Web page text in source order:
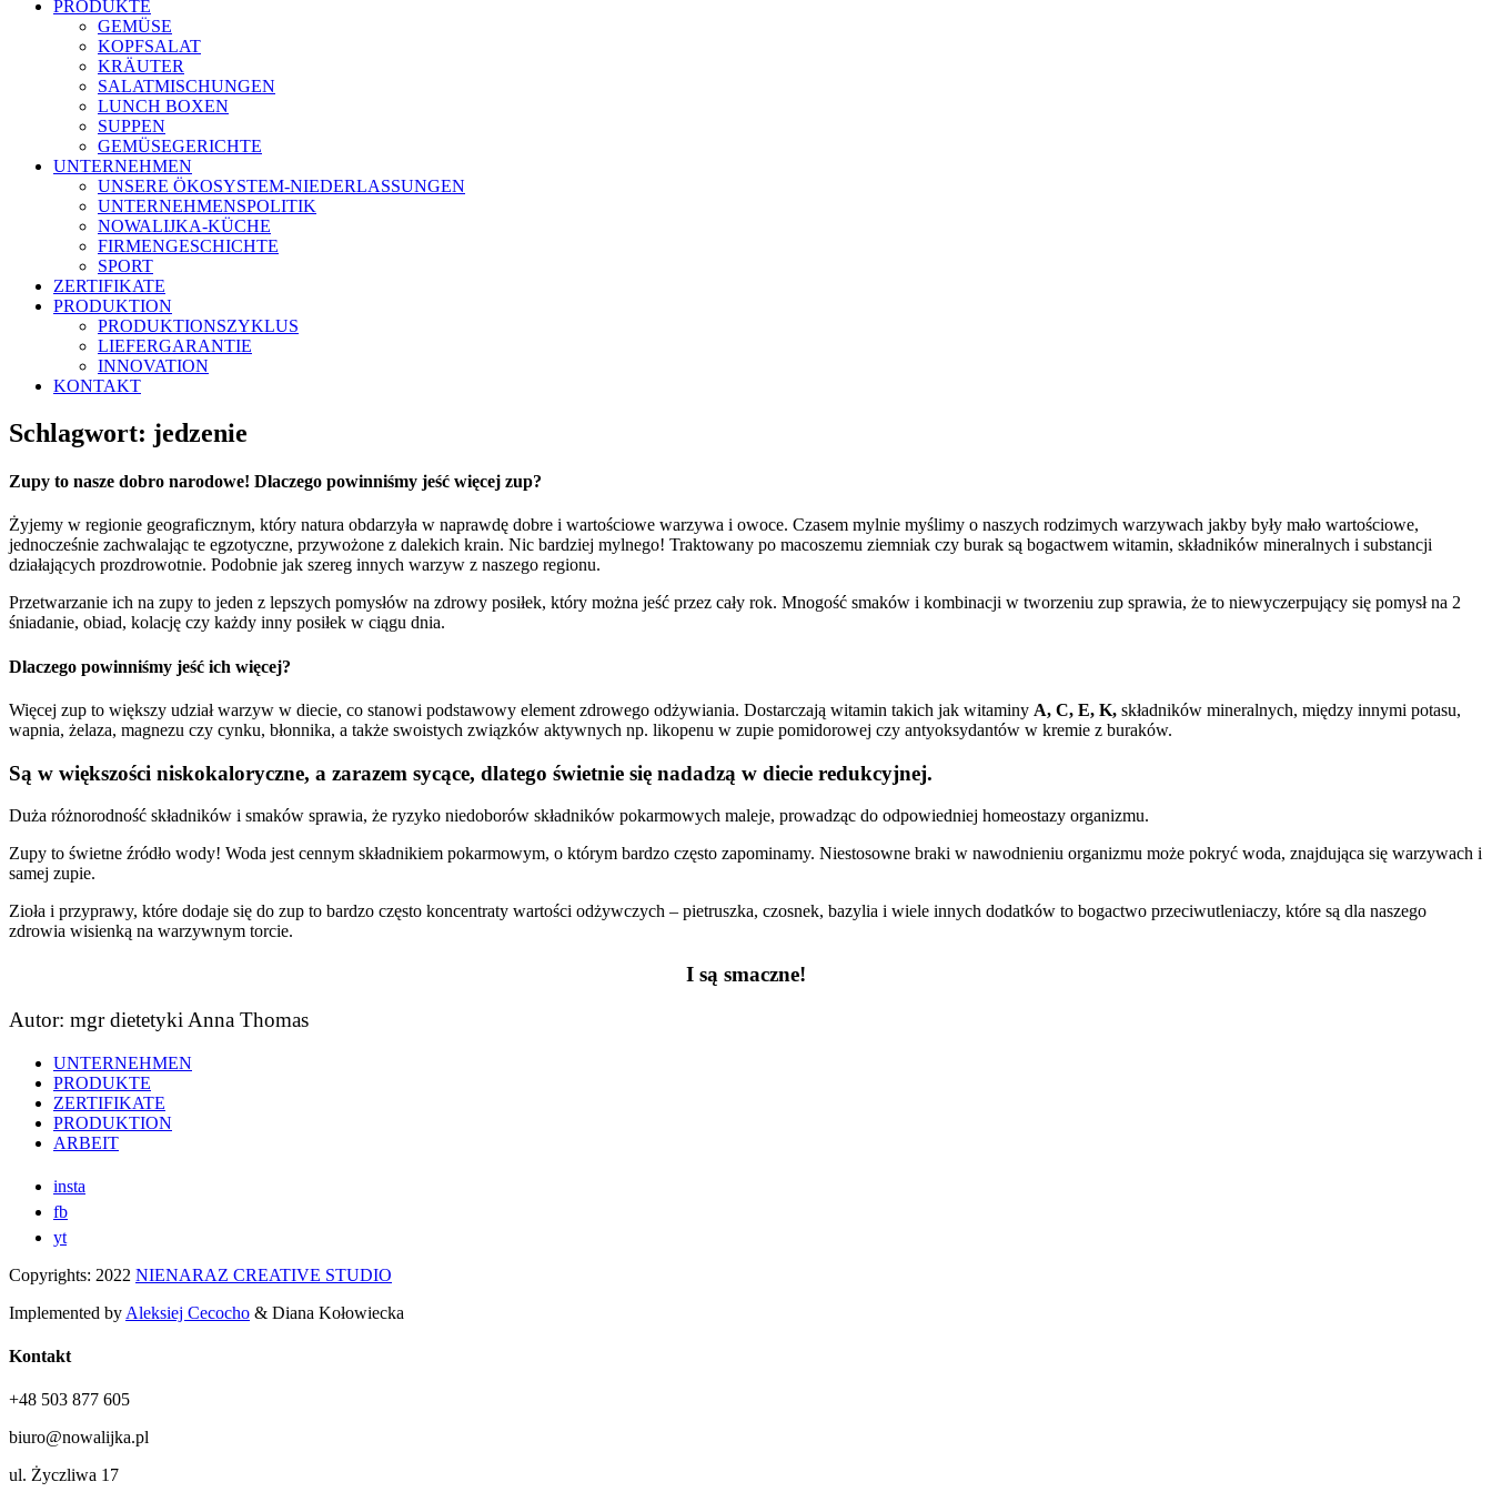
PRODUKTE
GEMÜSE
KOPFSALAT
KRÄUTER
SALATMISCHUNGEN
LUNCH BOXEN
SUPPEN
GEMÜSEGERICHTE
UNTERNEHMEN
UNSERE ÖKOSYSTEM-NIEDERLASSUNGEN
UNTERNEHMENSPOLITIK
NOWALIJKA-KÜCHE
FIRMENGESCHICHTE
SPORT
ZERTIFIKATE
PRODUKTION
PRODUKTIONSZYKLUS
LIEFERGARANTIE
INNOVATION
KONTAKT
Schlagwort: jedzenie
Zupy to nasze dobro narodowe! Dlaczego powinniśmy jeść więcej zup?
Żyjemy w regionie geograficznym, który natura obdarzyła w naprawdę dobre i wartościowe warzywa i owoce. Czasem mylnie myślimy o naszych rodzimych warzywach jakby były mało wartościowe,
jednocześnie zachwalając te egzotyczne, przywożone z dalekich krain. Nic bardziej mylnego! Traktowany po macoszemu ziemniak czy burak są bogactwem witamin, składników mineralnych i substancji
działających prozdrowotnie. Podobnie jak szereg innych warzyw z naszego regionu.
Przetwarzanie ich na zupy to jeden z lepszych pomysłów na zdrowy posiłek, który można jeść przez cały rok. Mnogość smaków i kombinacji w tworzeniu zup sprawia, że to niewyczerpujący się pomysł na 2
śniadanie, obiad, kolację czy każdy inny posiłek w ciągu dnia.
Dlaczego powinniśmy jeść ich więcej?
Więcej zup to większy udział warzyw w diecie, co stanowi podstawowy element zdrowego odżywiania. Dostarczają witamin takich jak witaminy A, C, E, K, składników mineralnych, między innymi potasu,
wapnia, żelaza, magnezu czy cynku, błonnika, a także swoistych związków aktywnych np. likopenu w zupie pomidorowej czy antyoksydantów w kremie z buraków.
Są w większości niskokaloryczne, a zarazem sycące, dlatego świetnie się nadadzą w diecie redukcyjnej.
Duża różnorodność składników i smaków sprawia, że ryzyko niedoborów składników pokarmowych maleje, prowadząc do odpowiedniej homeostazy organizmu.
Zupy to świetne źródło wody! Woda jest cennym składnikiem pokarmowym, o którym bardzo często zapominamy. Niestosowne braki w nawodnieniu organizmu może pokryć woda, znajdująca się warzywach i
samej zupie.
Zioła i przyprawy, które dodaje się do zup to bardzo często koncentraty wartości odżywczych – pietruszka, czosnek, bazylia i wiele innych dodatków to bogactwo przeciwutleniaczy, które są dla naszego
zdrowia wisienką na warzywnym torcie.
I są smaczne!
Autor: mgr dietetyki Anna Thomas
UNTERNEHMEN
PRODUKTE
ZERTIFIKATE
PRODUKTION
ARBEIT
insta
fb
yt
Copyrights: 2022 NIENARAZ CREATIVE STUDIO
Implemented by Aleksiej Cecocho & Diana Kołowiecka
Kontakt
+48 503 877 605
biuro@nowalijka.pl
ul. Życzliwa 17